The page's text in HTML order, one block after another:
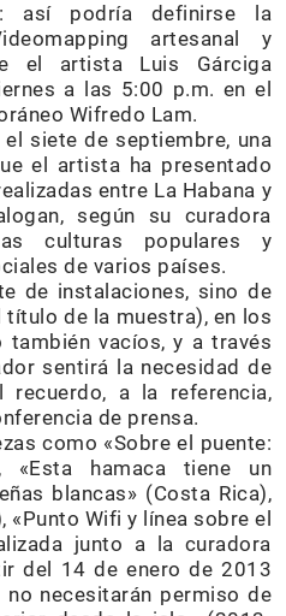
así podría definirse la
artesanal y
el artista Luis Gárciga
a las 5:00 p.m. en el
Wifredo Lam.
siete de septiembre, una
el artista ha presentado
entre La Habana y
según su curadora
culturas populares y
de varios países.
de instalaciones, sino de
de la muestra), en los
también vacíos, y a través
sentirá la necesidad de
a la referencia,
de prensa.
como «Sobre el puente:
«Esta hamaca tiene un
blancas» (Costa Rica),
Wifi y línea sobre el
junto a la curadora
del 14 de enero de 2013
no necesitarán permiso de